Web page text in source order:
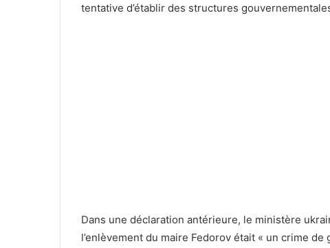
tentative d’établir des structures
Dans une déclaration antérieure, le ministère
l’enlèvement du maire Fedorov était « un crime